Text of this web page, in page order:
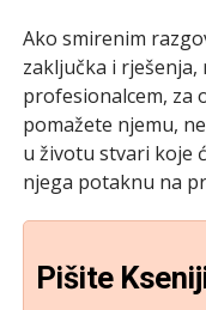
Ako smirenim
zaključka i
profesionalcem, za
pomažete njemu,
u životu stvari koje
njega potaknu na
Pišite